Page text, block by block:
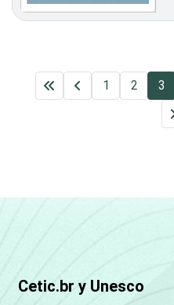
1 2 3
Cetic.br y Unesco